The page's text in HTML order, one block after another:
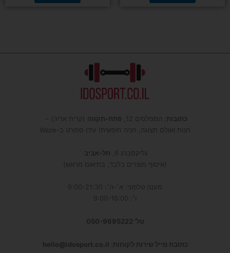
כתובות : המפלסים 12, פתח-תקווה (קרית אריה) –
חנות ואולם תצוגה, חניה חופשית! עידו ספורט ב-Waze
גליקסברג 6,
תל-אביב
(איסוף מוצרים בלבד, בתיאום מראש)
מענה טלפוני: א׳-ה׳: 9:00-21:30
ו׳: 9:00-16:00
טל' 050-9695222
כתובת מייל שירות לקוחות: hello@idosport.co.il